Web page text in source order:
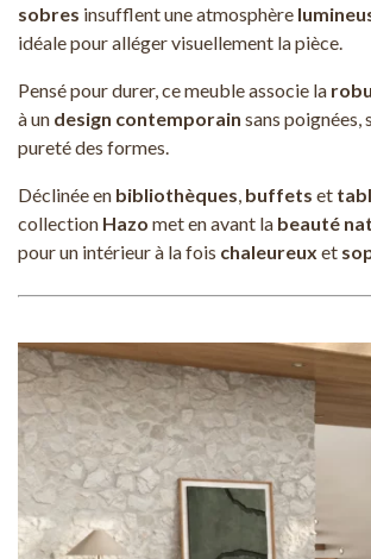
sobres insufflent une atmosphère
idéale pour alléger visuellement la pièce.
Pensé pour durer, ce meuble associe la
à un design contemporain sans poignées,
pureté des formes.
Déclinée en bibliothèques buffets et
collection Hazo met en avant la beauté
pour un intérieur à la fois chaleureux et